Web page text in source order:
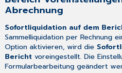
Abrechnung
Sofortliquidation auf dem
Sammelliquidation per Rechnung
Option aktivieren, wird die
Bericht voreingestellt. Die
Formularbearbeitung geändert